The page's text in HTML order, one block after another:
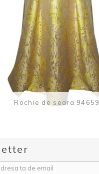
Rochie de seara 94659